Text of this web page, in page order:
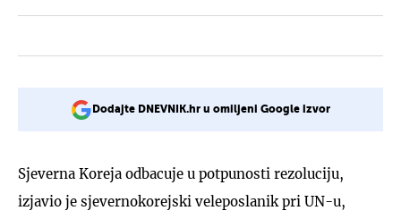
Dodajte DNEVNIK.hr u omiljeni Google izvor
Sjeverna Koreja odbacuje u potpunosti rezoluciju,
izjavio je sjevernokorejski veleposlanik pri UN-u,